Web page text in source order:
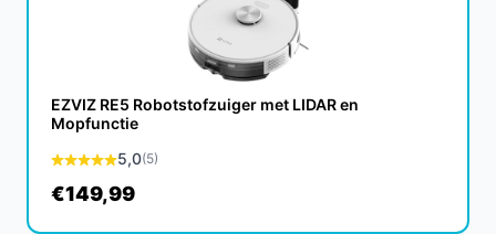
EZVIZ RE5 Robotstofzuiger met LIDAR en
Mopfunctie
5,0(5)
€149,99